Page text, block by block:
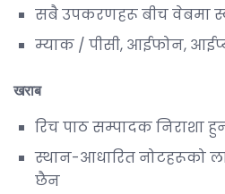
सबै उपकरणहरू बीच वेबमा
म्याक / पीसी, आईफोन,
खराब
रिच पाठ सम्पादक निराशा
स्थान-आधारित नोटहरूको
छैन